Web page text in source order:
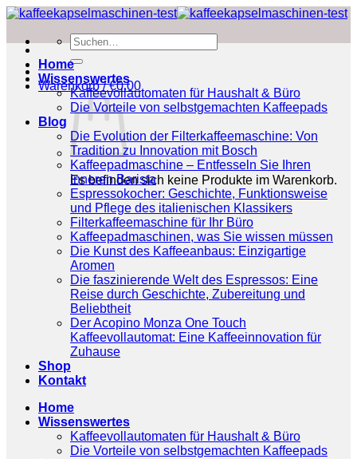
Zum
springen
Suchen
nach:
Warenkorb /€0.00
Es befinden sich keine Produkte im Warenkorb.
Home
Wissenswertes
Kaffeevollautomaten für Haushalt & Büro
Die Vorteile von selbstgemachten Kaffeepads
Blog
Die Evolution der Filterkaffeemaschine: Von
Tradition zu Innovation mit Bosch
Kaffeepadmaschine – Entfesseln Sie Ihren
inneren Barista
Espressokocher: Geschichte, Funktionsweise
und Pflege des italienischen Klassikers
Filterkaffeemaschine für Ihr Büro
Kaffeepadmaschinen, was Sie wissen müssen
Die Kunst des Kaffeeanbaus: Einzigartige
Aromen
Die faszinierende Welt des Espressos: Eine
Reise durch Geschichte, Zubereitung und
Beliebtheit
Der Acopino Monza One Touch
Kaffeevollautomat: Eine Kaffeeinnovation für
Zuhause
Shop
Kontakt
Home
Wissenswertes
Kaffeevollautomaten für Haushalt & Büro
Die Vorteile von selbstgemachten Kaffeepads